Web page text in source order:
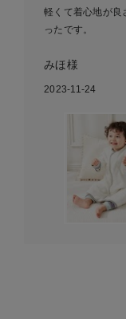
軽くて着心地が良
ったです。
みほ様
2023-11-24